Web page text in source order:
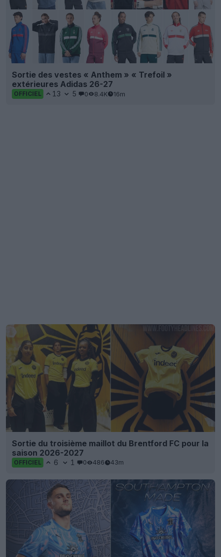
Sortie des vestes « Anthem » « Trefoil »
extérieures Adidas 26-27
OFFICIEL 13 5 0 8.4K 16m
Sortie du troisième maillot du Brentford FC pour la
saison 2026-2027
OFFICIEL 6 1 0 486 43m